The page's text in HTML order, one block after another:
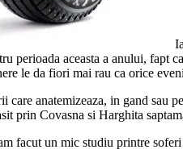
perioada aceasta a anului, fapt
le da fiori mai rau ca orice
care anatemizeaza, in gand sau
prin Covasna si Harghita
facut un mic studiu printre